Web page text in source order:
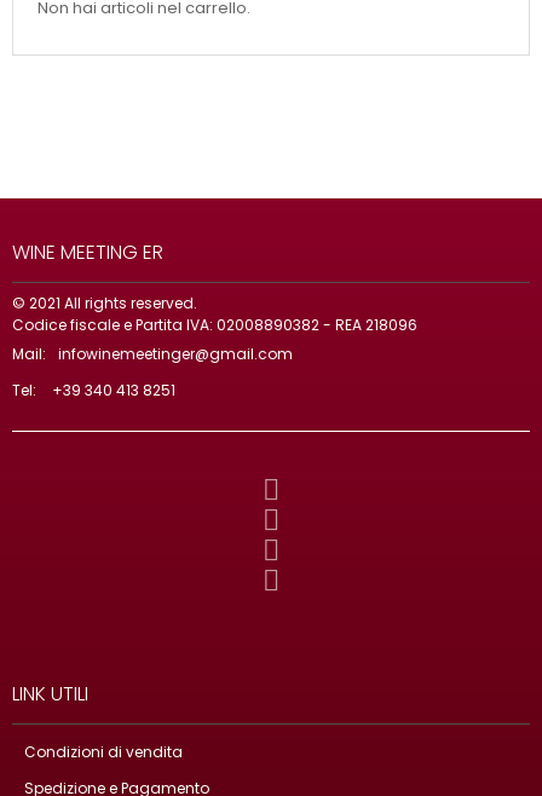
Non hai articoli nel carrello.
WINE MEETING ER
© 2021 All rights reserved.
Codice fiscale e Partita IVA: 02008890382 - REA 218096
Mail:
infowinemeetinger@gmail.com
Tel:
+39 340 413 8251
LINK UTILI
Condizioni di vendita
Spedizione e Pagamento